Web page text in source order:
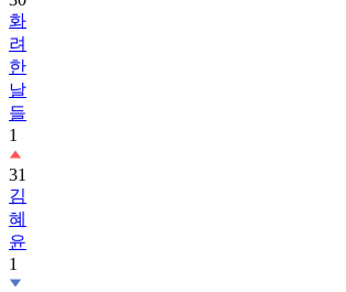
화
려
한
날
들
1
31
김
혜
윤
1